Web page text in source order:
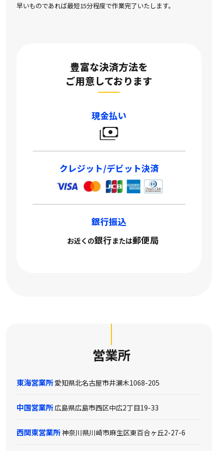
早いものであれば最短15分程度で作業完了いたします。
豊富な決済方法を
ご用意しております
現金払い
クレジット/デビット決済
銀行振込
お近くの銀行または郵便局
営業所
東海営業所 愛知県北名古屋市井瀬木1068-205
中国営業所広島県広島市西区中広2丁目19-33
西関東営業所神奈川県川崎市麻生区東百合ヶ丘2-27-6